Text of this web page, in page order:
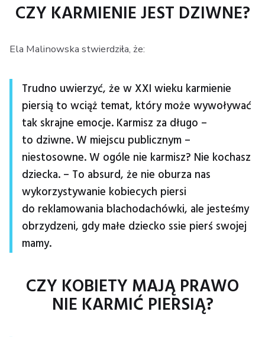
CZY KARMIENIE JEST DZIWNE?
Ela Malinowska stwierdziła, że:
Trudno uwierzyć, że w XXI wieku karmienie
piersią to wciąż temat, który może wywoływać
tak skrajne emocje. Karmisz za długo –
to dziwne. W miejscu publicznym –
niestosowne. W ogóle nie karmisz? Nie kochasz
dziecka. – To absurd, że nie oburza nas
wykorzystywanie kobiecych piersi
do reklamowania blachodachówki, ale jesteśmy
obrzydzeni, gdy małe dziecko ssie pierś swojej
mamy.
CZY KOBIETY MAJĄ PRAWO
NIE KARMIĆ PIERSIĄ?